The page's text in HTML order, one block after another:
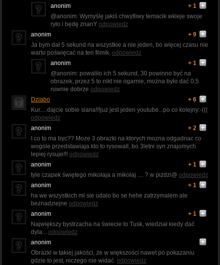
anonim
+ 1
@anonim: Wymyślę jakiś chwytliwy temacik wkleje swoje
ryło i będę znanY odpowiedz
anonim
+ 9
Ja bym dał 5 sekund na wszystkie a nie jeden, bo więcej czasu nie
warto poświęcać na ten filmik. odpowiedz
anonim
+ 1
@anonim: powaliło ich 5 sekund, 30 powinno być na
obrazek, przez 5 to nikt nie ogarnie, można było dać 0,5
ruwnie dobrze odpowiedz
Dziabo
+ 6
Kur.....dajcie sobie siana!!!juz jest jeden youtube...po co kolejny:-(((
odpowiedz
anonim
+ 2
I co to ma byc?? Moze 3 obrazki na ktorych mozna odgadnac co
wogole przedstawiaja kto to rysowall, bo 3letni syn znajomych
lepiej rysuje!!! odpowiedz
anonim
+ 1
tyle czapek świętego mikołaja a mikołaj .... ? w pizdzi@ odpowiedz
anonim
+ 1
ha we wszystkich mi sie udalo bo se hehe zatrzymalem ale
beznadziejne odpowiedz
anonim
+ 1
Największy bystrzacha na świecie to Tusk, wiedział kiedy dać
dyla... odpowiedz
anonim
Obrazki w takiej jakości, że w większości nawet po pokazaniu
gdzie to jest, niczego nie widać. odpowiedz